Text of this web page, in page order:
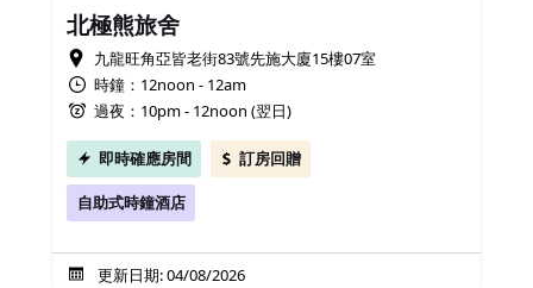
北極熊旅舍
九龍旺角亞皆老街83號先施大廈15樓07室
時鐘：12noon - 12am
過夜：10pm - 12noon (翌日)
即時確應房間 訂房回贈
自助式時鐘酒店
更新日期: 04/08/2026